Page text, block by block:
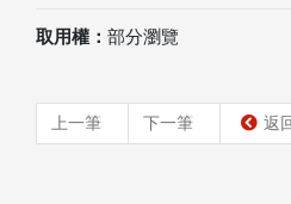
取用權： 部分瀏覽
上一筆 下一筆 返